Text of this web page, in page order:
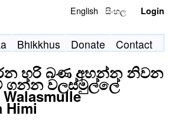
English සිංහල Login
Bhikkhus Donate Contact
හරි බණ අහන්න නිවන
ගන්න වලස්මුල්ලේ
Himi